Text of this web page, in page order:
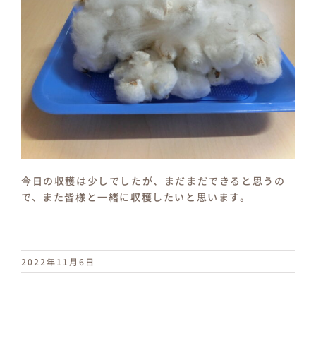
今日の収穫は少しでしたが、まだまだできると思うの
で、また皆様と一緒に収穫したいと思います。
2022年11月6日